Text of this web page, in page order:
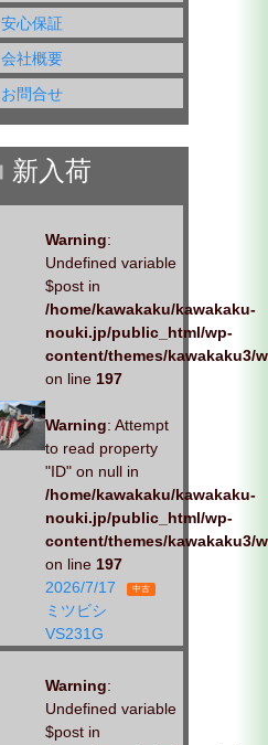
安心保証
会社概要
お問合せ
Warning:
Undefined variable
$post in
/home/kawakaku/kawakaku-
nouki.jp/public_html/wp-
content/themes/kawakaku3/
on line 197
Warning: Attempt
to read property
"ID" on null in
/home/kawakaku/kawakaku-
nouki.jp/public_html/wp-
content/themes/kawakaku3/
on line 197
2026/7/17
中古
ミツビシ
VS231G
Warning:
Undefined variable
$post in